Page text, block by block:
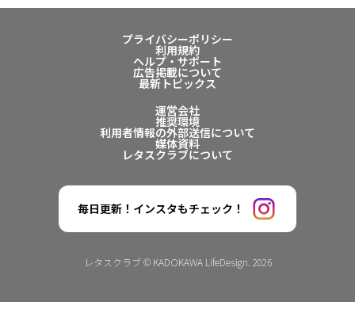
プライバシーポリシー
利用規約
ヘルプ・サポート
広告掲載について
最新トピックス
運営会社
推奨環境
利用者情報の外部送信について
媒体資料
レタスクラブについて
毎日更新！インスタもチェック！
レタスクラブ © KADOKAWA LifeDesign. 2026